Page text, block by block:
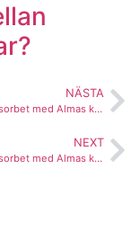
NÄSTA
Champagnesorbet med Almas kaviar: en lyxig delikatess
NEXT
Champagnesorbet med Almas kaviar: en lyxig delikatess